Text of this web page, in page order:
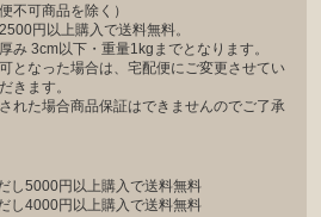
可商品を除く）
円以上購入で送料無料。
3cm以下・重量1kgまでとなります。
となった場合は、宅配便にご変更させてい
きます。
れた場合商品保証はできませんのでご了承
し5000円以上購入で送料無料
し4000円以上購入で送料無料